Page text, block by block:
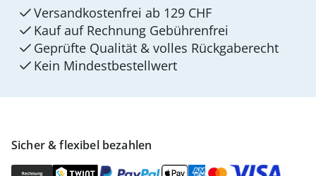
Sicher & flexibel bezahlen
Versandkostenfrei ab 129 CHF
Kauf auf Rechnung Gebührenfrei
Geprüfte Qualität & volles Rückgaberecht
Kein Mindest­bestellwert